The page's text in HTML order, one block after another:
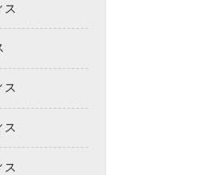
ス
ス
ス
ス